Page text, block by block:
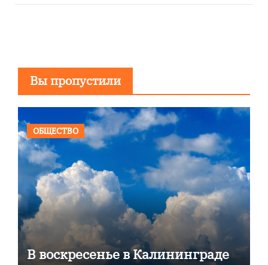
Вы пропустили
ОБЩЕСТВО
В воскресенье в Калининграде